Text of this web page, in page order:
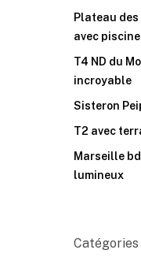
Plateau
avec
T4 ND du
incroyable
Sisteron
T2 avec
Marseille
lumineux
Catégories